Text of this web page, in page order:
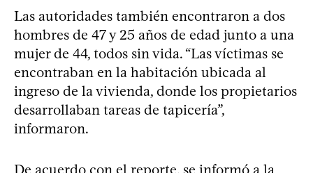
Las autoridades también encontraron a dos
hombres de 47 y 25 años de edad junto a una
mujer de 44, todos sin vida. “Las víctimas se
encontraban en la habitación ubicada al
ingreso de la vivienda, donde los propietarios
desarrollaban tareas de tapicería”,
informaron.
De acuerdo con el reporte, se informó a la